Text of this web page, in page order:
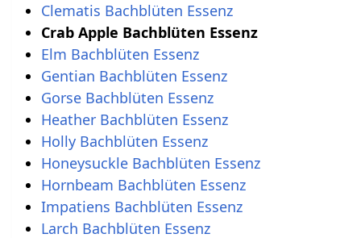
Clematis Bachblüten Essenz
Crab Apple Bachblüten Essenz
Elm Bachblüten Essenz
Gentian Bachblüten Essenz
Gorse Bachblüten Essenz
Heather Bachblüten Essenz
Holly Bachblüten Essenz
Honeysuckle Bachblüten Essenz
Hornbeam Bachblüten Essenz
Impatiens Bachblüten Essenz
Larch Bachblüten Essenz